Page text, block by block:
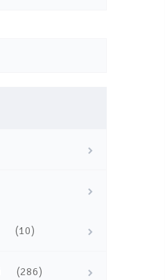
(10)
(286)